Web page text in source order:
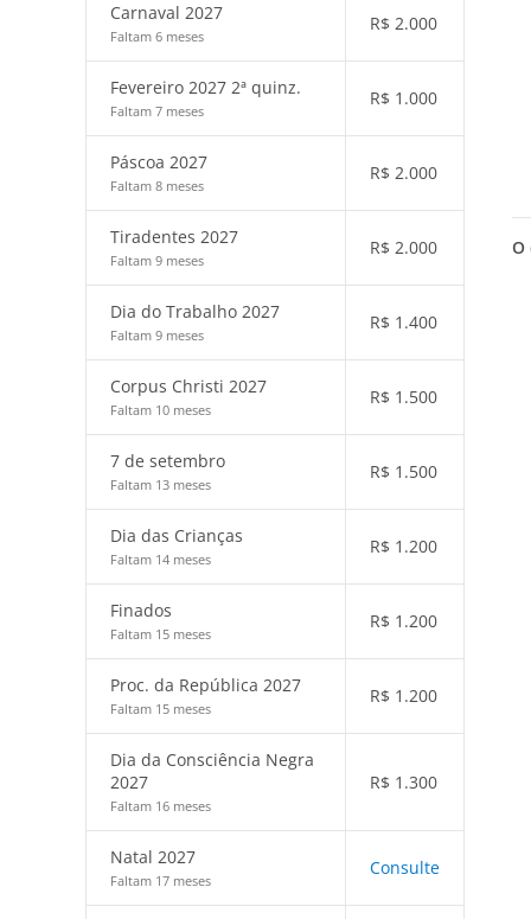
Carnaval 2027
Faltam 6 meses
R$ 2.000
Fevereiro 2027 2ª quinz.
Faltam 7 meses
R$ 1.000
Páscoa 2027
Faltam 8 meses
R$ 2.000
Tiradentes 2027
Faltam 9 meses
R$ 2.000
Dia do Trabalho 2027
Faltam 9 meses
R$ 1.400
Corpus Christi 2027
Faltam 10 meses
R$ 1.500
7 de setembro
Faltam 13 meses
R$ 1.500
Dia das Crianças
Faltam 14 meses
R$ 1.200
Finados
Faltam 15 meses
R$ 1.200
Proc. da República 2027
Faltam 15 meses
R$ 1.200
Dia da Consciência Negra
2027
Faltam 16 meses
R$ 1.300
Natal 2027
Faltam 17 meses
Consulte
O